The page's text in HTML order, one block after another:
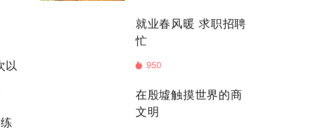
以
就业春风暖 求职招聘
忙
950
在殷墟触摸世界的商
文明